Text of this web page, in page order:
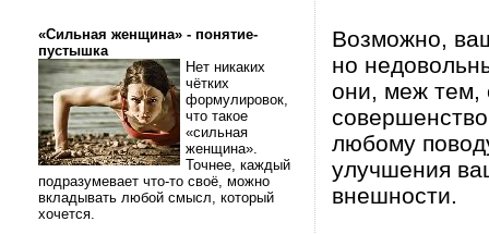
«Сильная женщина» - понятие-
пустышка
Нет никаких
чётких
формулировок,
что такое
«сильная
женщина».
Точнее, каждый
подразумевает что-то своё, можно
вкладывать любой смысл, который
хочется.
Возможно,
но
они, меж тем,
любому
улучшения
внешности.